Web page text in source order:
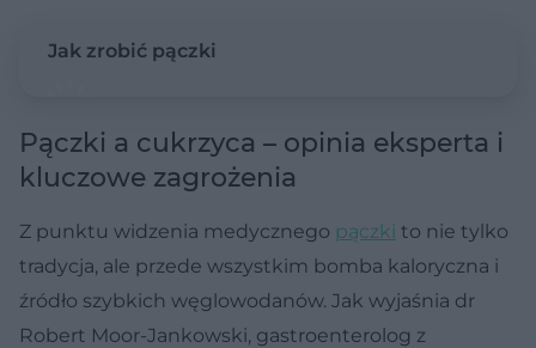
Jak zrobić pączki
Pączki a cukrzyca – opinia eksperta i
kluczowe zagrożenia
Z punktu widzenia medycznego pączki to nie tylko
tradycja, ale przede wszystkim bomba kaloryczna i
źródło szybkich węglowodanów. Jak wyjaśnia dr
Robert Moor-Jankowski, gastroenterolog z